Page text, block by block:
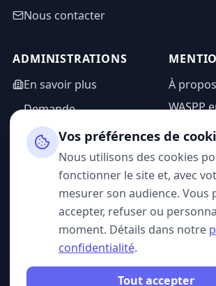
Nous contacter
ADMINISTRATIONS
En savoir plus
Demande
d'information
Espace admin
À propos
WASPP
CGU
SUIVEZ-NOUS
Vos préférences de
Nous utilisons des cookies
fonctionner le site et, avec
mesurer son audience. Vous
accepter, refuser ou
moment. Détails dans notre
confidentialité.
Tout accepter